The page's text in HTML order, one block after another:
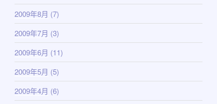
2009年8月 (7)
2009年7月 (3)
2009年6月 (11)
2009年5月 (5)
2009年4月 (6)